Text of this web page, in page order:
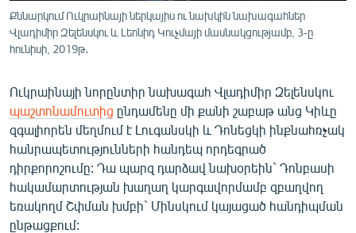
ԱՐԽԻՎ
ԲԱՆԱՎԵՃ
ՁԳՏԵԼՈՎ ԼԱՎԱԳՈՒՅՆԻՆ
ՓՈԴՔԱՍԹ
Հայերեն
English
Քննարկում Ուկրաինայի ներկայիս ու նախկին նախագահներ
Վլադիմիր Զելենսկու և Լեոնիդ Կուչմայի մասնակցությամբ, 3-ը
հունիսի, 2019թ․
Ուկրաինայի նորընտիր նախագահ Վլադիմիր Զելենսկու
պաշտոնամուտից ընդամենը մի քանի շաբաթ անց Կիևը
զգալիորեն մեղմում է Լուգանսկի և Դոնեցկի ինքնահռչակ
հանրապետությունների հանդեպ որդեգրած
դիրքորոշումը: Դա պարզ դարձավ նախօրեին` Դոնբասի
հակամարտության խաղաղ կարգավորմամբ զբաղվող
եռակողմ Շփման խմբի` Մինսկում կայացած հանդիպման
ընթացքում: